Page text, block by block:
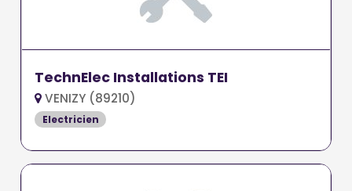
TechnElec Installations TEI
VENIZY (89210)
Electricien